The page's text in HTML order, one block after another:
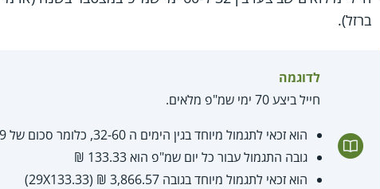
ברזל).
לדוגמה
חייל ביצע 70 ימי שמ"פ מלאים.
הוא זכאי לתגמול מיוחד בגין הימים ה 32-60, כלומר סכום של 29 ימים.
גובה התגמול עבור כל יום שמ"פ הוא 133.33 ₪
הוא זכאי לתגמול מיוחד בגובה 3,866.57 ₪ (29X133.33)